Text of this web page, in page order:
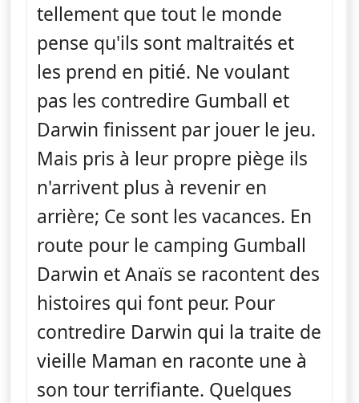
tellement que tout le monde
pense qu'ils sont maltraités et
les prend en pitié. Ne voulant
pas les contredire Gumball et
Darwin finissent par jouer le jeu.
Mais pris à leur propre piège ils
n'arrivent plus à revenir en
arrière; Ce sont les vacances. En
route pour le camping Gumball
Darwin et Anaïs se racontent des
histoires qui font peur. Pour
contredire Darwin qui la traite de
vieille Maman en raconte une à
son tour terrifiante. Quelques